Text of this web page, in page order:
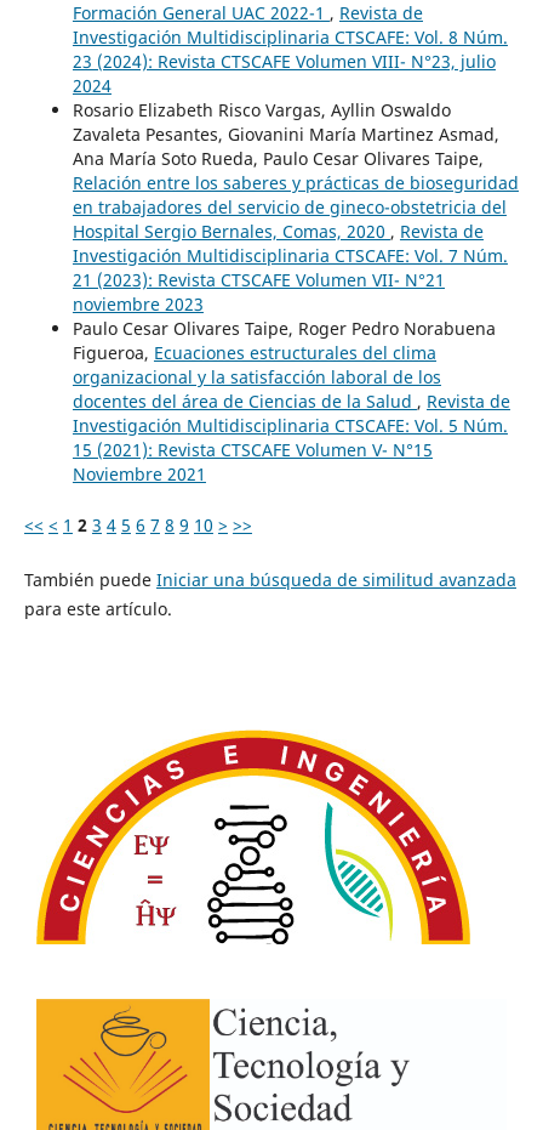
Formación General UAC 2022-1 , Revista de
Investigación Multidisciplinaria CTSCAFE: Vol. 8 Núm.
23 (2024): Revista CTSCAFE Volumen VIII- N°23, julio
2024
Rosario Elizabeth Risco Vargas, Ayllin Oswaldo
Zavaleta Pesantes, Giovanini María Martinez Asmad,
Ana María Soto Rueda, Paulo Cesar Olivares Taipe,
Relación entre los saberes y prácticas de bioseguridad
en trabajadores del servicio de gineco-obstetricia del
Hospital Sergio Bernales, Comas, 2020 , Revista de
Investigación Multidisciplinaria CTSCAFE: Vol. 7 Núm.
21 (2023): Revista CTSCAFE Volumen VII- N°21
noviembre 2023
Paulo Cesar Olivares Taipe, Roger Pedro Norabuena
Figueroa, Ecuaciones estructurales del clima
organizacional y la satisfacción laboral de los
docentes del área de Ciencias de la Salud , Revista de
Investigación Multidisciplinaria CTSCAFE: Vol. 5 Núm.
15 (2021): Revista CTSCAFE Volumen V- N°15
Noviembre 2021
<< < 1 2 3 4 5 6 7 8 9 10 > >>
También puede Iniciar una búsqueda de similitud avanzada
para este artículo.